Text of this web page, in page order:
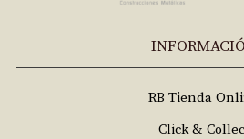
RB Tienda
Click &